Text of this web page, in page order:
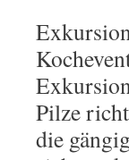
Ex
Pilze
die